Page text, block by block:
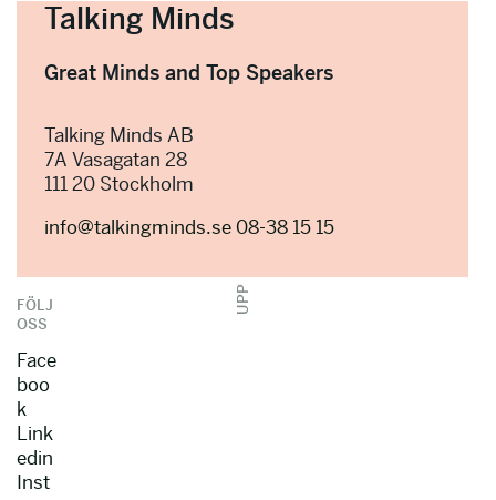
Talking Minds
Great Minds and Top Speakers
Talking Minds AB
7A Vasagatan 28
111 20 Stockholm
info@talkingminds.se08-38 15 15
UPP
FÖLJ
OSS
Face
boo
k
Link
edin
Inst